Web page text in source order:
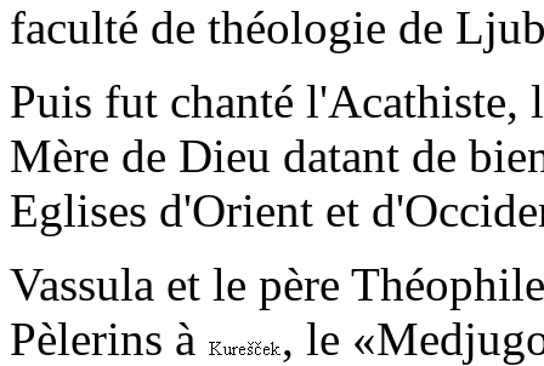
faculté de théologie de
Puis fut chanté l'Acathiste,
Mère de Dieu datant de
Eglises d'Orient et
Vassula et le père
Pèlerins à
, le